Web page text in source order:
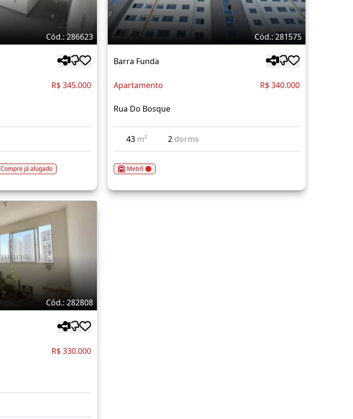
Cód.: 286623
R$ 345.000
Compre já alugado
Cód.: 281575
Barra Funda
Apartamento R$ 340.000
Rua Do Bosque
43 m² 2 dorms
Metrô
Cód.: 282808
R$ 330.000